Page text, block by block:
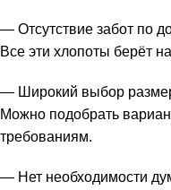
— Отсутствие забот по
Все эти хлопоты берёт
— Широкий выбор
Можно подобрать
требованиям.
— Нет необходимости